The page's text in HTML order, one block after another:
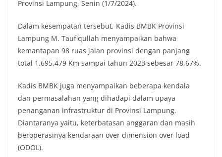
Provinsi Lampung, Senin (1/7/2024).
Dalam kesempatan tersebut, Kadis BMBK Provinsi
Lampung M. Taufiqullah menyampaikan bahwa
kemantapan 98 ruas jalan provinsi dengan panjang
total 1.695,479 Km sampai tahun 2023 sebesar 78,67%.
Kadis BMBK juga menyampaikan beberapa kendala
dan permasalahan yang dihadapi dalam upaya
penanganan infrastruktur di Provinsi Lampung.
Diantaranya yaitu, keterbatasan anggaran dan masih
beroperasinya kendaraan over dimension over load
(ODOL).